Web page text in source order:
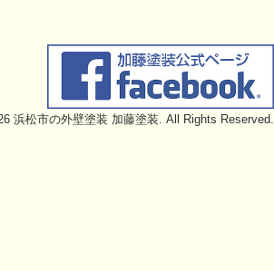
浜松市の外壁塗装 加藤塗装. All Rights Reserved.